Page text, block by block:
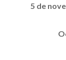
5 de